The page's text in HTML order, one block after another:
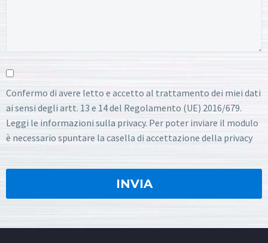
Confermo di avere letto e accetto al trattamento dei miei dati
ai sensi degli artt. 13 e 14 del Regolamento (UE) 2016/679.
Leggi le informazioni sulla privacy. Per poter inviare il modulo
è necessario spuntare la casella di accettazione della privacy